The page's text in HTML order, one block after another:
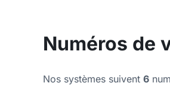
Numéros de
Nos systèmes suivent 6